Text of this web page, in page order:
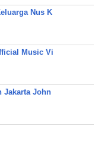
Nus K
Music Vi
Jakarta John